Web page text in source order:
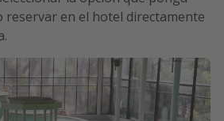
reservar en el hotel directamente